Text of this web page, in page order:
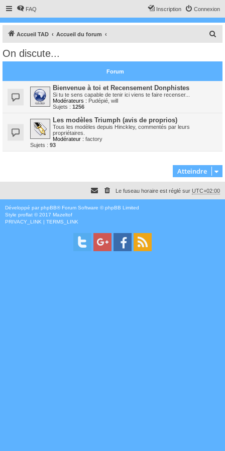
FAQ Connexion
Inscription
Accueil TAD Accueil du forum
e
On discute...
Forum
Bienvenue à toi et Recensement Donphistes
Si tu te sens capable de tenir ici viens te faire recenser...
Modérateurs : Pudépié will
Sujets : 1256
Les modèles Triumph (avis de proprios)
Tous les modèles depuis Hinckley, commentés par leurs
propriétaires.
Modérateur : factory
Sujets : 93
Atteindre
Le fuseau horaire est réglé sur UTC+02:00
Développé par phpBB® Forum Software © phpBB Limited
Style proflat © 2017 Mazeltof
PRIVACY_LINK | TERMS_LINK